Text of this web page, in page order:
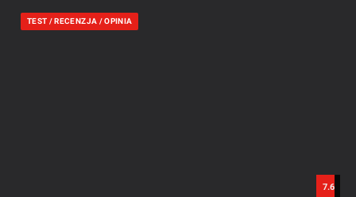
7.6
TEST / RECENZJA / OPINIA